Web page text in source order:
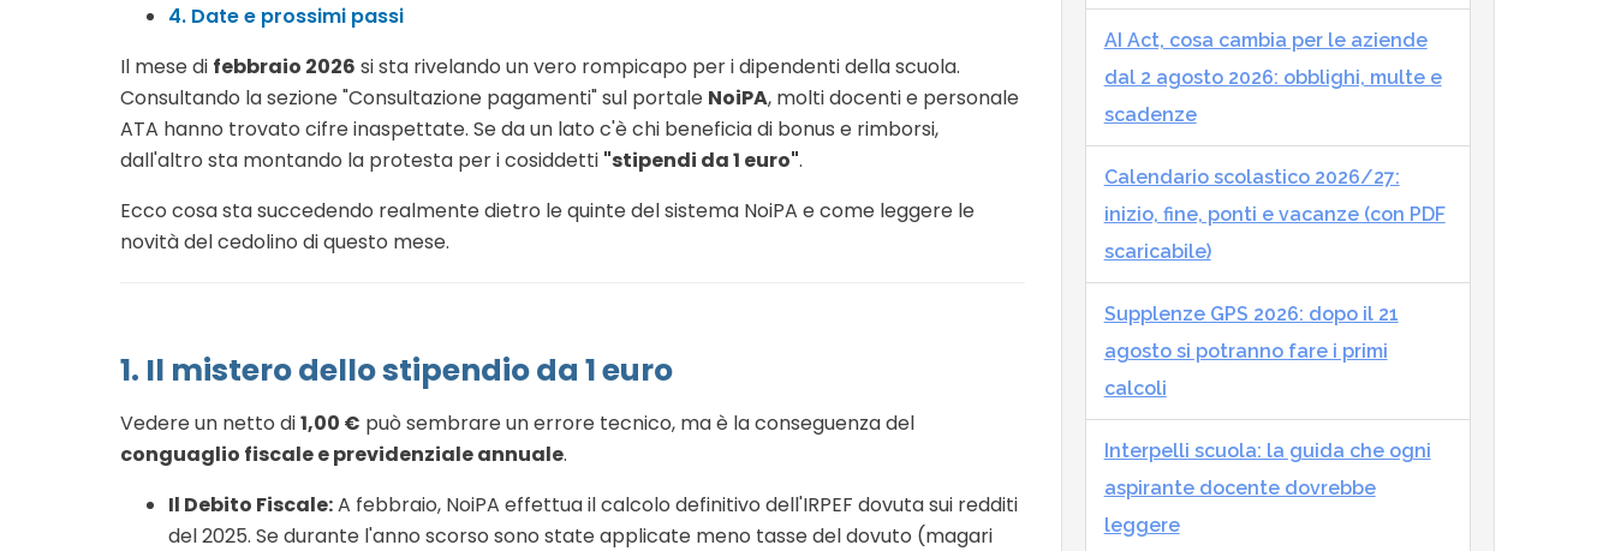
4. Date e prossimi passi
Il mese di febbraio 2026 si sta rivelando un vero rompicapo per i dipendenti della scuola.
Consultando la sezione "Consultazione pagamenti" sul portale NoiPA, molti docenti e personale
ATA hanno trovato cifre inaspettate. Se da un lato c'è chi beneficia di bonus e rimborsi,
dall'altro sta montando la protesta per i cosiddetti "stipendi da 1 euro".
Ecco cosa sta succedendo realmente dietro le quinte del sistema NoiPA e come leggere le
novità del cedolino di questo mese.
1. Il mistero dello stipendio da 1 euro
Vedere un netto di1,00 € può sembrare un errore tecnico, ma è la conseguenza del
conguaglio fiscale e previdenziale annuale.
Il Debito Fiscale:A febbraio, NoiPA effettua il calcolo definitivo dell'IRPEF dovuta sui redditi
del 2025. Se durante l'anno scorso sono state applicate meno tasse del dovuto (magari
AI Act, cosa cambia per le aziende
dal 2 agosto 2026: obblighi, multe e
scadenze
Calendario scolastico 2026/27:
inizio, fine, ponti e vacanze (con PDF
scaricabile)
Supplenze GPS 2026: dopo il 21
agosto si potranno fare i primi
calcoli
Interpelli scuola: la guida che ogni
aspirante docente dovrebbe
leggere